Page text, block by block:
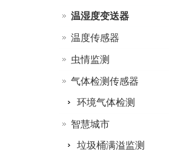
温湿度变送器
温度传感器
虫情监测
气体检测传感器
环境气体检测
智慧城市
垃圾桶满溢监测